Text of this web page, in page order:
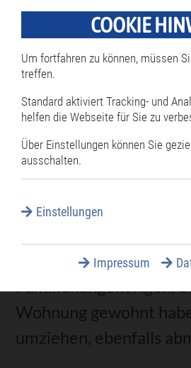
Für die Abmeldung
Regel persönlich bei
Meldebehörde
Daten und legt Ihnen
der Daten vor. Die
Vollständigkeit Ihrer
Sie mit Ihrer
Ausdruck.
Sie können Ihre
Wohnung gewohnt
umziehen, ebenfalls
COOKIE
Um fortfahren zu können, müssen
treffen.
Standard aktiviert Tracking- und
helfen die Webseite für Sie zu
Über Einstellungen können Sie
ausschalten.
Einstellungen
Impressum